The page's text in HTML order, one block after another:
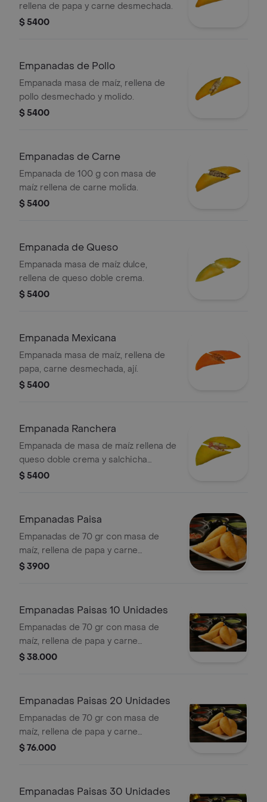
rellena de papa y carne desmechada.
$ 5400
Empanadas de Pollo
Empanada masa de maíz, rellena de
pollo desmechado y molido.
$ 5400
Empanadas de Carne
Empanada de 100 g con masa de
maíz rellena de carne molida.
$ 5400
Empanada de Queso
Empanada masa de maíz dulce,
rellena de queso doble crema.
$ 5400
Empanada Mexicana
Empanada masa de maíz, rellena de
papa, carne desmechada, ají.
$ 5400
Empanada Ranchera
Empanada de masa de maíz rellena de
queso doble crema y salchicha
ranchera.
$ 5400
Empanadas Paisa
Empanadas de 70 gr con masa de
maíz, rellena de papa y carne
desmechada.
$ 3900
Empanadas Paisas 10 Unidades
Empanadas de 70 gr con masa de
maíz, rellena de papa y carne
desmechada.
$ 38.000
Empanadas Paisas 20 Unidades
Empanadas de 70 gr con masa de
maíz, rellena de papa y carne
desmechada.
$ 76.000
Empanadas Paisas 30 Unidades